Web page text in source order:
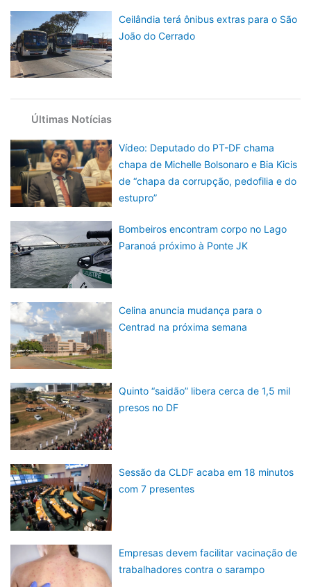
Ceilândia terá ônibus extras para o São
João do Cerrado
Últimas Notícias
Vídeo: Deputado do PT-DF chama
chapa de Michelle Bolsonaro e Bia Kicis
de “chapa da corrupção, pedofilia e do
estupro”
Bombeiros encontram corpo no Lago
Paranoá próximo à Ponte JK
Celina anuncia mudança para o
Centrad na próxima semana
Quinto “saidão” libera cerca de 1,5 mil
presos no DF
Sessão da CLDF acaba em 18 minutos
com 7 presentes
Empresas devem facilitar vacinação de
trabalhadores contra o sarampo